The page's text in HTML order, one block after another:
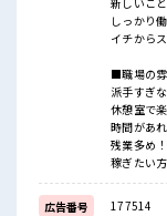
しっかり
イチから
■職場の
派手すぎ
休憩室で
時間があ
残業多め！
稼ぎたい
広告番号 177514